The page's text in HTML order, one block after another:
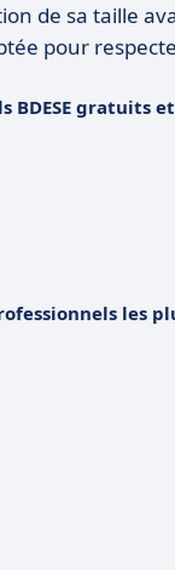
de sa taille
pour
BDESE gratuits
les